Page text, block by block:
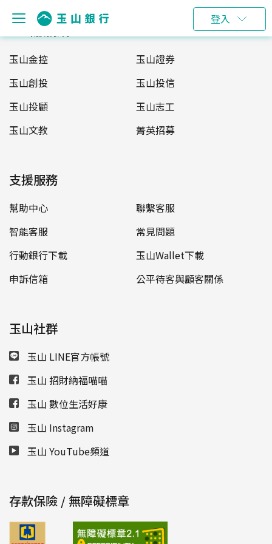
登入
玉山服務網
玉山金控
玉山證券
玉山創投
玉山投信
玉山投顧
玉山志工
玉山文教
菁英招募
支援服務
幫助中心
聯繫客服
智能客服
常見問題
行動銀行下載
玉山Wallet下載
申訴信箱
公平待客與顧客關係
玉山社群
玉山 LINE官方帳號
玉山 招財納福喵喵
玉山 數位生活好康
玉山 Instagram
玉山 YouTube頻道
存款保險 / 無障礙標章